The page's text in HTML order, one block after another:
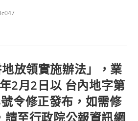
放領實施辦法」，業
2月2日以 台內地字第
令修正發布，如需修
請至行政院公報資訊網